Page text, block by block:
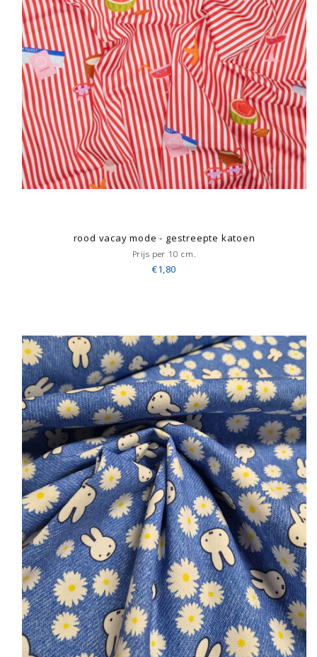
rood vacay mode - gestreepte katoen
Prijs per 10 cm.
€1,80